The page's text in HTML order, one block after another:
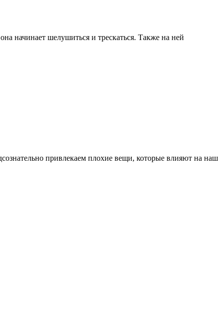
начинает шелушиться и трескаться. Также на ней
привлекаем плохие вещи, которые влияют на наш